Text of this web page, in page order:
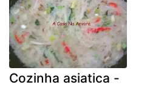
Cozinha asiatica -